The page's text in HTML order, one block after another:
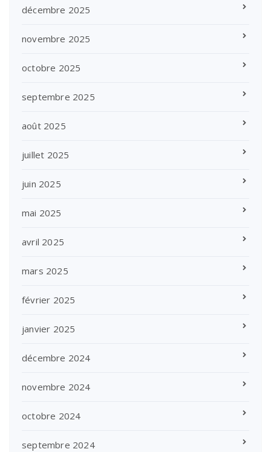
décembre 2025
novembre 2025
octobre 2025
septembre 2025
août 2025
juillet 2025
juin 2025
mai 2025
avril 2025
mars 2025
février 2025
janvier 2025
décembre 2024
novembre 2024
octobre 2024
septembre 2024